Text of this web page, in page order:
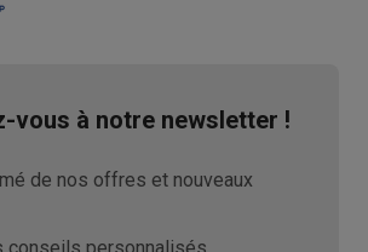
vous à notre newsletter !
de nos offres et nouveaux